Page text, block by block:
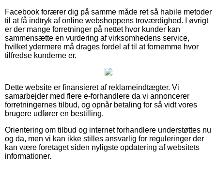
Facebook forærer dig på samme måde ret så habile metoder
til at få indtryk af online webshoppens troværdighed. I øvrigt
er der mange forretninger på nettet hvor kunder kan
sammensætte en vurdering af virksomhedens service,
hvilket ydermere må drages fordel af til at fornemme hvor
tilfredse kunderne er.
Dette website er finansieret af reklameindtægter. Vi
samarbejder med flere e-forhandlere da vi annoncerer
forretningernes tilbud, og opnår betaling for så vidt vores
brugere udfører en bestilling.
Orientering om tilbud og internet forhandlere understøttes nu
og da, men vi kan ikke stilles ansvarlig for reguleringer der
kan være foretaget siden nyligste opdatering af websitets
informationer.